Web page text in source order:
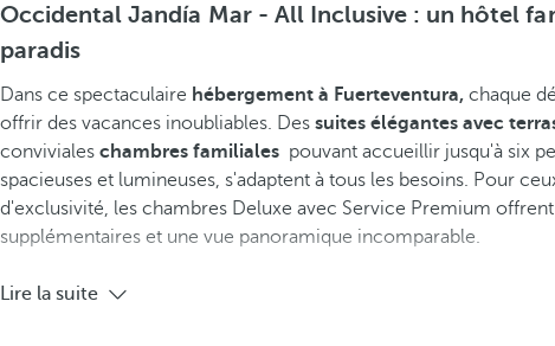
Occidental Jandía Mar - All Inclusive : un hôtel
paradis
Dans ce spectaculaire hébergement à Fuerteventura, chaque
offrir des vacances inoubliables. Des suites élégantes avec
conviviales chambres familiales pouvant accueillir jusqu'à six
spacieuses et lumineuses, s'adaptent à tous les besoins. Pour
d'exclusivité, les chambres Deluxe avec Service Premium
supplémentaires et une vue panoramique incomparable.
Lire la suite